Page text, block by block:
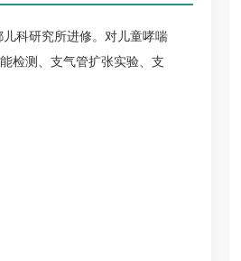
儿科研究所进修。对儿童哮喘
检测、支气管扩张实验、支